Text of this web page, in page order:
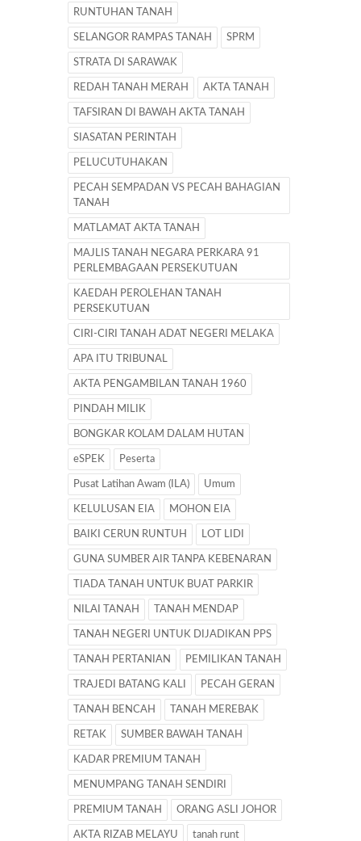
RUNTUHAN TANAH
SELANGOR RAMPAS TANAH SPRM
STRATA DI SARAWAK
REDAH TANAH MERAH AKTA TANAH
TAFSIRAN DI BAWAH AKTA TANAH
SIASATAN PERINTAH
PELUCUTUHAKAN
PECAH SEMPADAN VS PECAH BAHAGIAN
TANAH
MATLAMAT AKTA TANAH
MAJLIS TANAH NEGARA PERKARA 91
PERLEMBAGAAN PERSEKUTUAN
KAEDAH PEROLEHAN TANAH
PERSEKUTUAN
CIRI-CIRI TANAH ADAT NEGERI MELAKA
APA ITU TRIBUNAL
AKTA PENGAMBILAN TANAH 1960
PINDAH MILIK
BONGKAR KOLAM DALAM HUTAN
eSPEK Peserta
Pusat Latihan Awam (ILA) Umum
KELULUSAN EIA MOHON EIA
BAIKI CERUN RUNTUH LOT LIDI
GUNA SUMBER AIR TANPA KEBENARAN
TIADA TANAH UNTUK BUAT PARKIR
NILAI TANAH TANAH MENDAP
TANAH NEGERI UNTUK DIJADIKAN PPS
TANAH PERTANIAN PEMILIKAN TANAH
TRAJEDI BATANG KALI PECAH GERAN
TANAH BENCAH TANAH MEREBAK
RETAK SUMBER BAWAH TANAH
KADAR PREMIUM TANAH
MENUMPANG TANAH SENDIRI
PREMIUM TANAH ORANG ASLI JOHOR
AKTA RIZAB MELAYU tanah runt